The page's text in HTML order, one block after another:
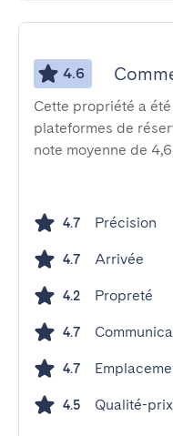
4.6
Cette propriété a
plateformes de
note moyenne de
4.7 Précision
4.7 Arrivée
4.2 Propreté
4.7
4.7
4.5 Qualité-prix